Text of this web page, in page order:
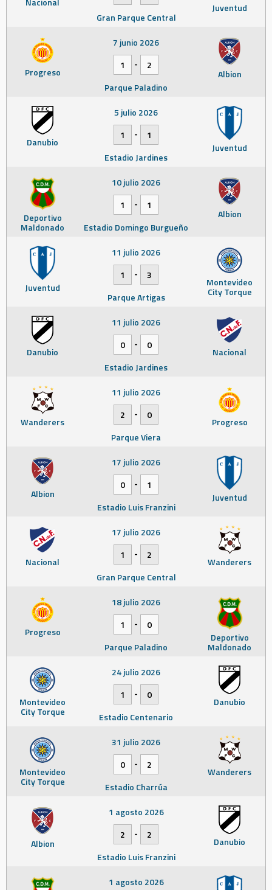
Juventud
Gran Parque Central
Progreso Albion
7 junio 2026
1
-
2
Parque Paladino
Danubio Juventud
5 julio 2026
1
-
1
Estadio Jardines
Deportivo
Maldonado
Albion
10 julio 2026
1
-
1
Estadio Domingo Burgueño
Juventud Montevideo
City Torque
11 julio 2026
1
-
3
Parque Artigas
Danubio Nacional
11 julio 2026
0
-
0
Estadio Jardines
Wanderers Progreso
11 julio 2026
2
-
0
Parque Viera
Albion Juventud
17 julio 2026
0
-
1
Estadio Luis Franzini
Nacional Wanderers
17 julio 2026
1
-
2
Gran Parque Central
Progreso Deportivo
Maldonado
18 julio 2026
1
-
0
Parque Paladino
Montevideo
City Torque
Danubio
24 julio 2026
1
-
0
Estadio Centenario
Montevideo
City Torque
Wanderers
31 julio 2026
0
-
2
Estadio Charrúa
Albion Danubio
1 agosto 2026
2
-
2
Estadio Luis Franzini
1 agosto 2026